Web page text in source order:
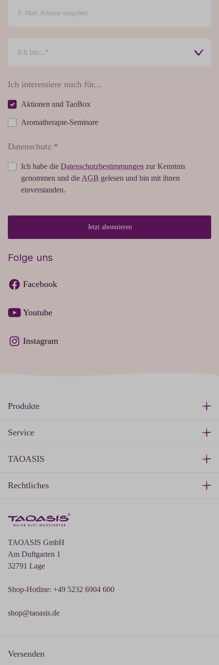
Ich interessiere mich für...
Aktionen und TaoBox
Aromatherapie-Seminare
Datenschutz *
Ich habe die Datenschutzbestimmungen zur Kenntnis
genommen und dieAGB gelesen und bin mit ihnen
einverstanden.
Jetzt abonnieren
Folge uns
Facebook
Youtube
Instagram
TAOASIS GmbH
Am Duftgarten 1
32791 Lage
Shop-Hotline: +49 5232 6904 600
shop@taoasis.de
Produkte
Service
TAOASIS
Rechtliches
Versenden